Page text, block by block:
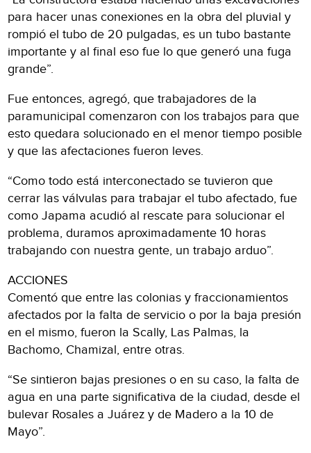
para hacer unas conexiones en la obra del pluvial y
rompió el tubo de 20 pulgadas, es un tubo bastante
importante y al final eso fue lo que generó una fuga
grande”.
Fue entonces, agregó, que trabajadores de la
paramunicipal comenzaron con los trabajos para que
esto quedara solucionado en el menor tiempo posible
y que las afectaciones fueron leves.
“Como todo está interconectado se tuvieron que
cerrar las válvulas para trabajar el tubo afectado, fue
como Japama acudió al rescate para solucionar el
problema, duramos aproximadamente 10 horas
trabajando con nuestra gente, un trabajo arduo”.
ACCIONES
Comentó que entre las colonias y fraccionamientos
afectados por la falta de servicio o por la baja presión
en el mismo, fueron la Scally, Las Palmas, la
Bachomo, Chamizal, entre otras.
“Se sintieron bajas presiones o en su caso, la falta de
agua en una parte significativa de la ciudad, desde el
bulevar Rosales a Juárez y de Madero a la 10 de
Mayo”.